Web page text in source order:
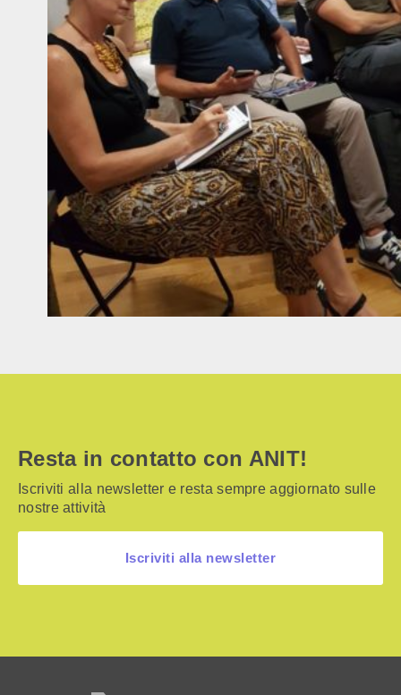
Resta in contatto con ANIT!
Iscriviti alla newsletter e resta sempre aggiornato sulle
nostre attività
Iscriviti alla newsletter